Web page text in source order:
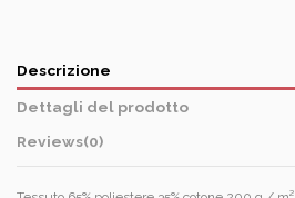
Descrizione
Dettagli del prodotto
Reviews(0)